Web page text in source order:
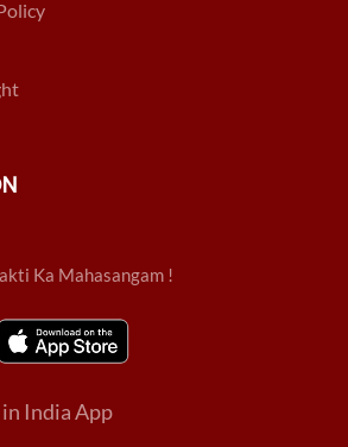
Ka Mahasangam !
India App